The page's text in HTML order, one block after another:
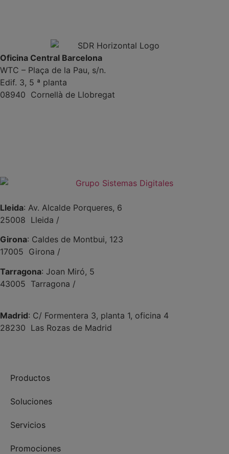
Oficina Central Barcelona
WTC – Plaça de la Pau, s/n.
Edif. 3, 5 ª planta
08940 Cornellà de Llobregat
Lleida: Av. Alcalde Porqueres, 6
25008 Lleida /
Girona: Caldes de Montbui, 123
17005 Girona /
Tarragona: Joan Miró, 5
43005 Tarragona /
Madrid: C/ Formentera 3, planta 1, oficina 4
28230 Las Rozas de Madrid
Productos
Soluciones
Servicios
Promociones